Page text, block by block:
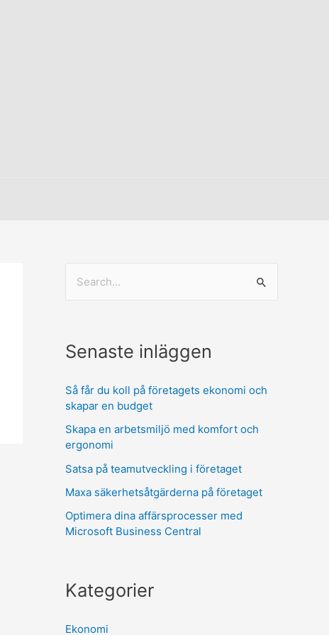
Senaste inläggen
Så får du koll på företagets ekonomi och
skapar en budget
Skapa en arbetsmiljö med komfort och
ergonomi
Satsa på teamutveckling i företaget
Maxa säkerhetsåtgärderna på företaget
Optimera dina affärsprocesser med
Microsoft Business Central
Kategorier
Ekonomi